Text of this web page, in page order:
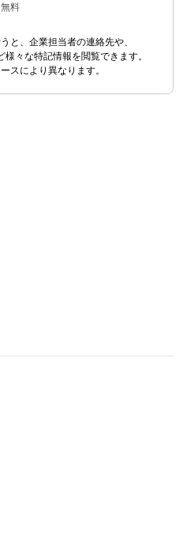
無料
と、企業担当者の連絡先や、
々な特記情報を閲覧できます。
スにより異なります。